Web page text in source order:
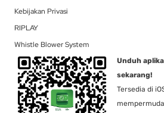
Kebijakan Privasi
RIPLAY
Whistle Blower System
Unduh
sekarang!
Tersedia di